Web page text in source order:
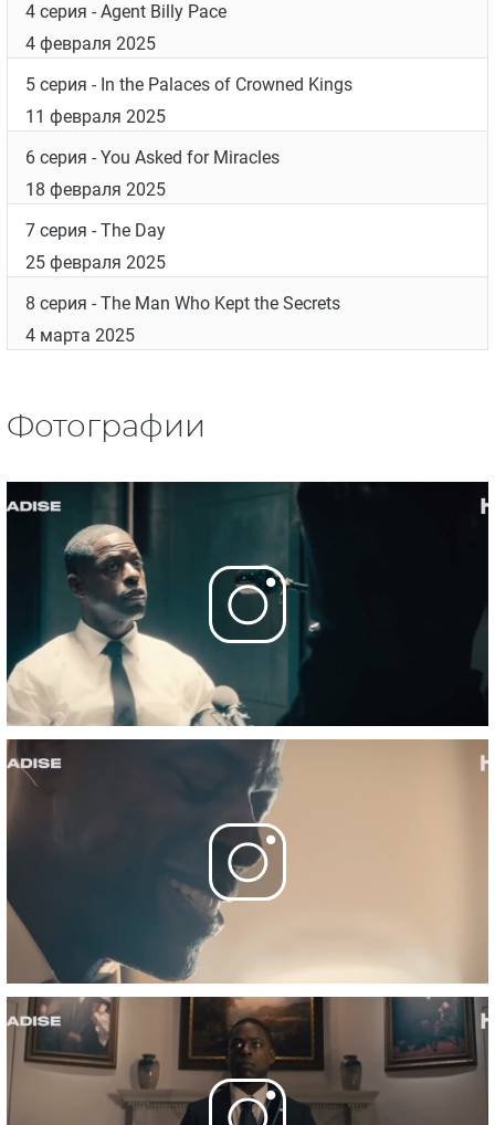
4 серия - Agent Billy Pace
4 февраля 2025
5 серия - In the Palaces of Crowned Kings
11 февраля 2025
6 серия - You Asked for Miracles
18 февраля 2025
7 серия - The Day
25 февраля 2025
8 серия - The Man Who Kept the Secrets
4 марта 2025
Фотографии